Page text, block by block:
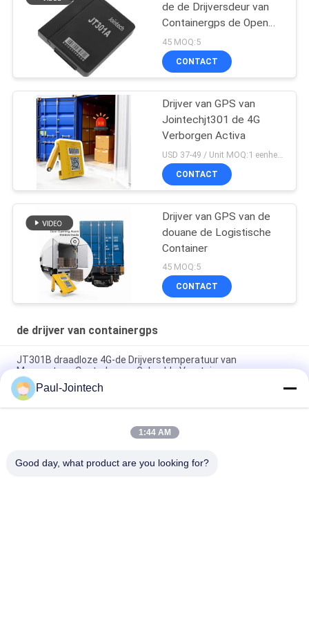
de de Drijversdeur van
Containergps de Open
Ontdekkende Waakzame
Drijver
45 MOQ:5
CONTACT
Drijver van GPS van
Jointechjt301 de 4G
Verborgen Activa
CONTACT
Drijver van GPS van de
douane de Logistische
Container
45 MOQ:5
CONTACT
de drijver van containergps
JT301B draadloze 4G-de Drijverstemperatuur van
Magneetgps Controle voor Gekoelde Voertuigen
Drijver van GPS van de deur de Controlerende Container binnen
Container 3 Maanden Batterij
Van de Containergps van het Jointechaluminium de Anti-
Paul-Jointech
1:44 AM
Good day, what product are you looking for?